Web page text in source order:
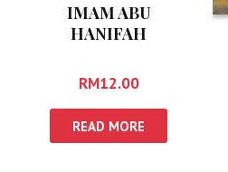
IMAM ABU
HANIFAH
RM12.00
READ MORE